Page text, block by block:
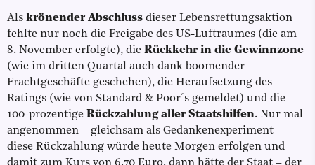
Als krönender Abschluss dieser Lebensrettungsaktion
fehlte nur noch die Freigabe des US-Luftraumes (die am
8. November erfolgte), die Rückkehr in die Gewinnzone
(wie im dritten Quartal auch dank boomender
Frachtgeschäfte geschehen), die Heraufsetzung des
Ratings (wie von Standard & Poor´s gemeldet) und die
100-prozentige Rückzahlung aller Staatshilfen. Nur mal
angenommen – gleichsam als Gedankenexperiment –
diese Rückzahlung würde heute Morgen erfolgen und